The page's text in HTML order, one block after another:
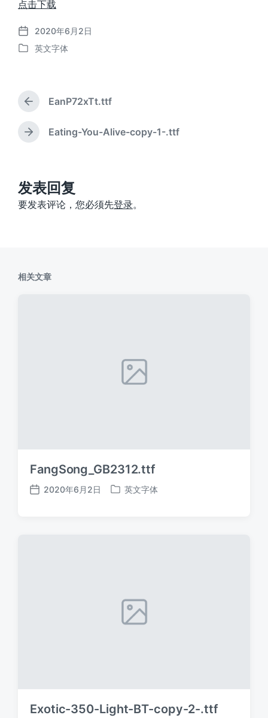
点击下载
发
布
2020年6月2日
发
英文字体
上
篇
文
章
EanP72xTt.ttf
下
：
Eating-You-Alive-copy-1-.ttf
发表回复
要发表评论，您必须先登录。
相关文章
FangSong_GB2312.ttf
发
2020年6月2日
发
英文字体
Exotic-350-Light-BT-copy-2-.ttf